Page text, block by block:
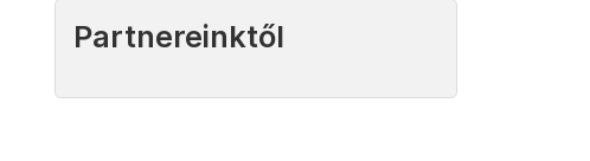
Partnereinktől